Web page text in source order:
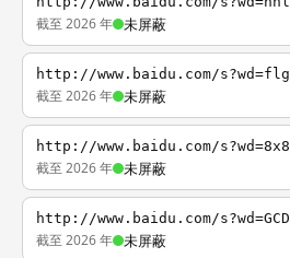
截至 2026 年 未屏蔽
http://www.baidu.com/s?wd=flg
截至 2026 年 未屏蔽
http://www.baidu.com/s?wd=8x8
截至 2026 年 未屏蔽
http://www.baidu.com/s?wd=GCD
截至 2026 年 未屏蔽